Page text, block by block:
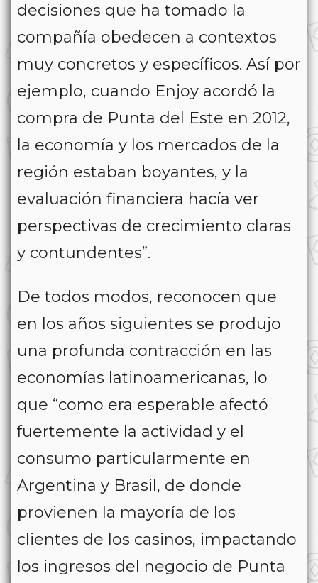
decisiones que ha tomado la
compañía obedecen a contextos
muy concretos y específicos. Así por
ejemplo, cuando Enjoy acordó la
compra de Punta del Este en 2012,
la economía y los mercados de la
región estaban boyantes, y la
evaluación financiera hacía ver
perspectivas de crecimiento claras
y contundentes”.
De todos modos, reconocen que
en los años siguientes se produjo
una profunda contracción en las
economías latinoamericanas, lo
que “como era esperable afectó
fuertemente la actividad y el
consumo particularmente en
Argentina y Brasil, de donde
provienen la mayoría de los
clientes de los casinos, impactando
los ingresos del negocio de Punta